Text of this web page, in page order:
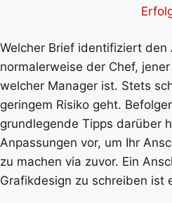
Welcher Brief identifiziert den
normalerweise der Chef,
welcher Manager ist. Stets
geringem Risiko geht.
grundlegende Tipps darüber
Anpassungen vor, um Ihr
zu machen via zuvor. Ein
Grafikdesign zu schreiben ist